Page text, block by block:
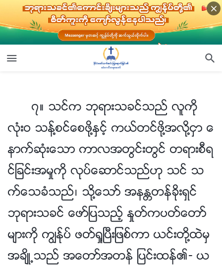
၇။ သင္က ဘုရားသခင္သည္ လူကို
လုံးဝ သန႔္စင္ေစဖို႔ႏွင့္ ကယ္တင္ဖို႔အလို႔ငွာ ေ
နာက္ဆုံးေသာ ကာလအတြင္းတြင္ တရားစီရ
င္ျခင္းအမႈကို လုပ္ေဆာင္သည္ဟု သင္ သ
က္ေသခံသည္၊ သို႔ေသာ္ အနႏၲတန္ခိုးရွင္
ဘုရားသခင္ ေဖာ္ျပသည့္ ႏႈတ္ကပတ္ေတာ္
မ်ားကို ကြၽန္ုပ္ ဖတ္ရႈၿပီးျဖစ္ကာ ယင္းတို႔ထဲမွ
အခ်ိဳ႕သည္ အေတာ္အတန္ ျပင္းထန္၏- ယ